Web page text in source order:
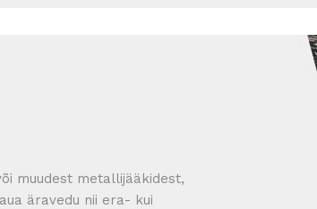
muudest metallijääkidest,
äravedu nii era- kui